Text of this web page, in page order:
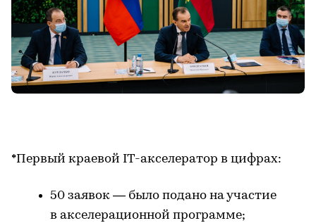
*Первый краевой IT-акселератор в цифрах:
50 заявок — было подано на участие
в акселерационной программе;